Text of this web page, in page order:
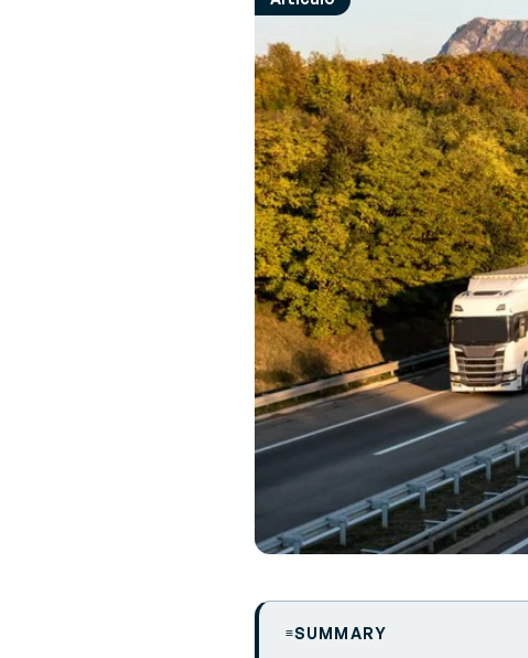
tarea,
datos
Descubre nuestras últimas noticias y
Descubre más sobre nosotros
Opinión de los
Opiniones y consejos
retos y soluciones del
SUMMARY